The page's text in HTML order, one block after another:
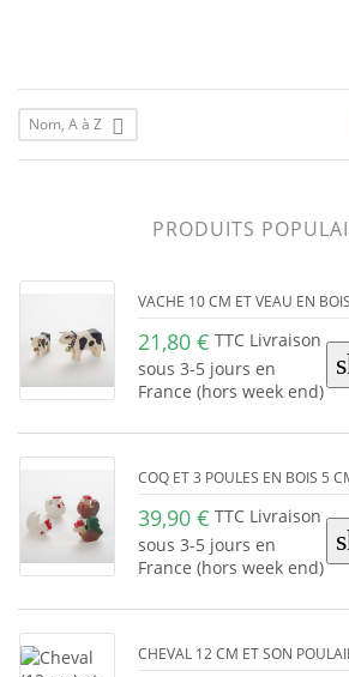
PRODUITS
VACHE 10 CM ET VEAU EN
21,80 € TTC Livraison
sous 3-5 jours en
France (hors week end)
COQ ET 3 POULES EN BOIS 5
39,90 € TTC Livraison
sous 3-5 jours en
France (hors week end)
CHEVAL 12 CM ET SON
Nom, A à Z 